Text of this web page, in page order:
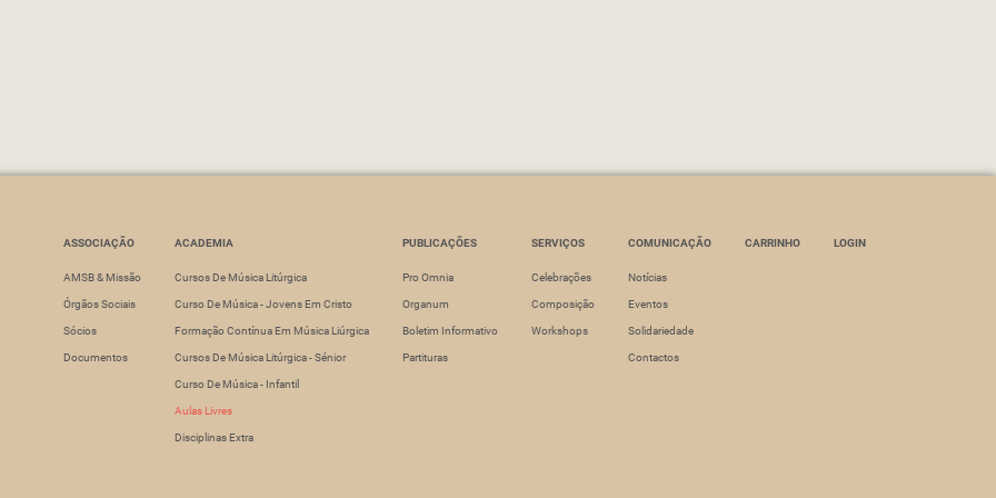
ASSOCIAÇÃO
AMSB & Missão
Órgãos Sociais
Sócios
Documentos
ACADEMIA
Cursos De Música Litúrgica
Curso De Música - Jovens Em Cristo
Formação Contínua Em Música Liúrgica
Cursos De Música Litúrgica - Sénior
Curso De Música - Infantil
Aulas Livres
Disciplinas Extra
PUBLICAÇÕES
Pro Omnia
Organum
Boletim Informativo
Partituras
SERVIÇOS
Celebrações
Composição
Workshops
COMUNICAÇÃO
Notícias
Eventos
Solidariedade
Contactos
CARRINHO LOGIN